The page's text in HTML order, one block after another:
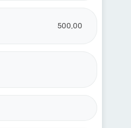
500,00